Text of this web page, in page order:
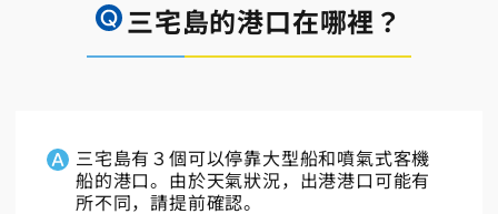
三宅島的港口在哪裡？
三宅島有３個可以停靠大型船和噴氣式客機
船的港口。由於天氣狀況，出港港口可能有
所不同，請提前確認。